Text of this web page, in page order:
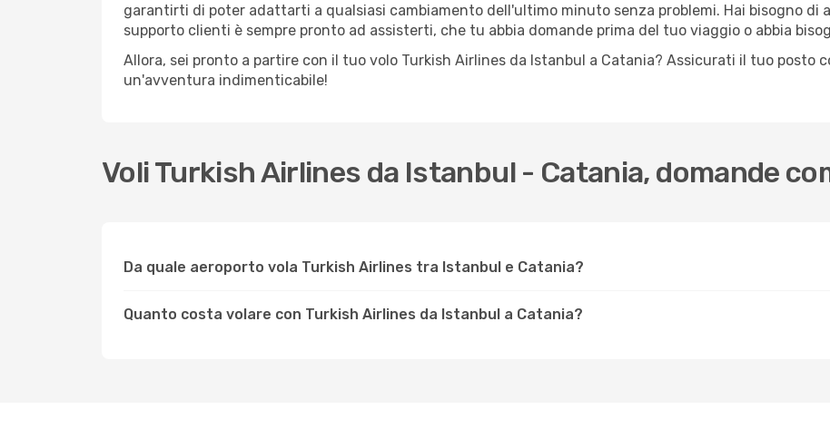
garantirti di poter adattarti a qualsiasi cambiamento dell'ultimo minuto senza problemi. Hai bisogno di
supporto clienti è sempre pronto ad assisterti, che tu abbia domande prima del tuo viaggio o abbia
Allora, sei pronto a partire con il tuo volo Turkish Airlines da Istanbul a Catania? Assicurati il tuo posto
un'avventura indimenticabile!
Voli Turkish Airlines da Istanbul - Catania, domande
Da quale aeroporto vola Turkish Airlines tra Istanbul e Catania?
Quanto costa volare con Turkish Airlines da Istanbul a Catania?